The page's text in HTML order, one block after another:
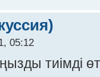
05:12
тиімді